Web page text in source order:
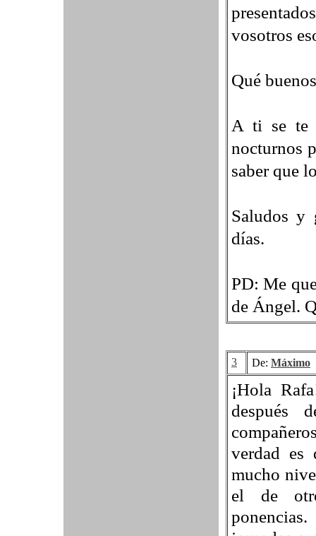
vosotros
Qué
A ti se te
nocturnos
saber que
Saludos y
días.
PD: Me
de Ángel.
3 De: Máximo
¡Hola
después
verdad es
mucho
el de